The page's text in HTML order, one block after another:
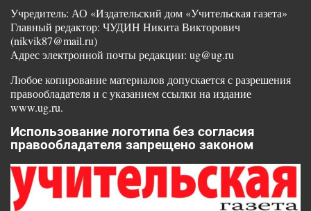
Учредитель: АО «Издательский дом «Учительская газета»
Главный редактор: ЧУДИН Никита Викторович
(nikvik87@mail.ru)
Адрес электронной почты редакции: ug@ug.ru
Любое копирование материалов допускается с разрешения
правообладателя и с указанием ссылки на издание
www.ug.ru.
Использование логотипа без согласия
правообладателя запрещено законом